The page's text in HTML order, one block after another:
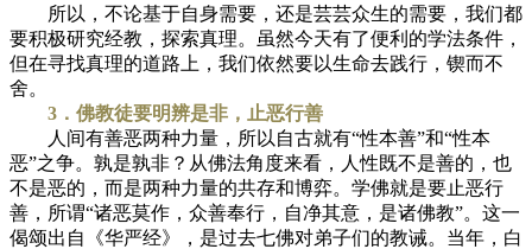
所以，不论基于自身需要，还是芸芸众生的需要，我们都
要积极研究经教，探索真理。虽然今天有了便利的学法条件，
但在寻找真理的道路上，我们依然要以生命去践行，锲而不
舍。
3．佛教徒要明辨是非，止恶行善
人间有善恶两种力量，所以自古就有“性本善”和“性本
恶”之争。孰是孰非？从佛法角度来看，人性既不是善的，也
不是恶的，而是两种力量的共存和博弈。学佛就是要止恶行
善，所谓“诸恶莫作，众善奉行，自净其意，是诸佛教”。这一
偈颂出自《华严经》，是过去七佛对弟子们的教诫。当年，白